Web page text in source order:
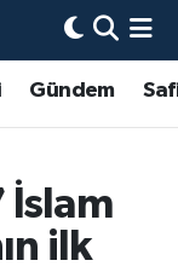
Gündem
İslam
ilk